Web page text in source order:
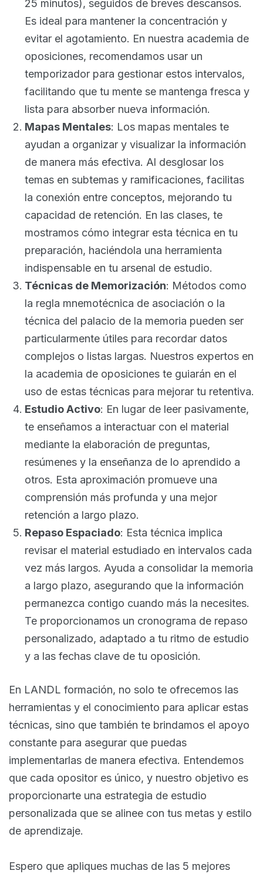
25 minutos), seguidos de breves descansos.
Es ideal para mantener la concentración y
evitar el agotamiento. En nuestra academia de
oposiciones, recomendamos usar un
temporizador para gestionar estos intervalos,
facilitando que tu mente se mantenga fresca y
lista para absorber nueva información.
Mapas Mentales: Los mapas mentales te
ayudan a organizar y visualizar la información
de manera más efectiva. Al desglosar los
temas en subtemas y ramificaciones, facilitas
la conexión entre conceptos, mejorando tu
capacidad de retención. En las clases, te
mostramos cómo integrar esta técnica en tu
preparación, haciéndola una herramienta
indispensable en tu arsenal de estudio.
Técnicas de Memorización: Métodos como
la regla mnemotécnica de asociación o la
técnica del palacio de la memoria pueden ser
particularmente útiles para recordar datos
complejos o listas largas. Nuestros expertos en
la academia de oposiciones te guiarán en el
uso de estas técnicas para mejorar tu retentiva.
Estudio Activo: En lugar de leer pasivamente,
te enseñamos a interactuar con el material
mediante la elaboración de preguntas,
resúmenes y la enseñanza de lo aprendido a
otros. Esta aproximación promueve una
comprensión más profunda y una mejor
retención a largo plazo.
Repaso Espaciado: Esta técnica implica
revisar el material estudiado en intervalos cada
vez más largos. Ayuda a consolidar la memoria
a largo plazo, asegurando que la información
permanezca contigo cuando más la necesites.
Te proporcionamos un cronograma de repaso
personalizado, adaptado a tu ritmo de estudio
y a las fechas clave de tu oposición.
En LANDL formación, no solo te ofrecemos las
herramientas y el conocimiento para aplicar estas
técnicas, sino que también te brindamos el apoyo
constante para asegurar que puedas
implementarlas de manera efectiva. Entendemos
que cada opositor es único, y nuestro objetivo es
proporcionarte una estrategia de estudio
personalizada que se alinee con tus metas y estilo
de aprendizaje.
Espero que apliques muchas de las 5 mejores